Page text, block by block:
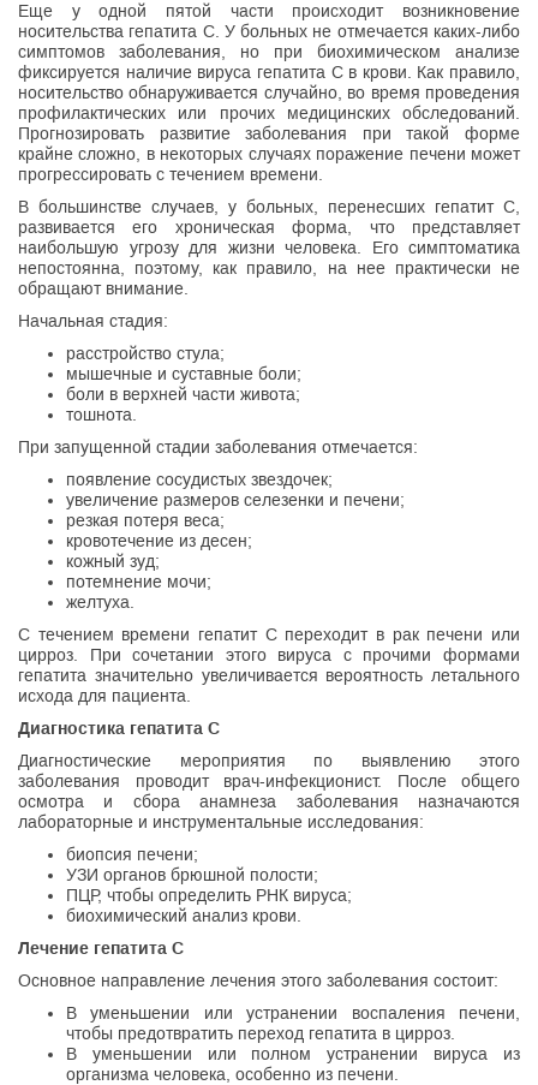
Еще у одной пятой части происходит возникновение
носительства гепатита С. У больных не отмечается каких-либо
симптомов заболевания, но при биохимическом анализе
фиксируется наличие вируса гепатита С в крови. Как правило,
носительство обнаруживается случайно, во время проведения
профилактических или прочих медицинских обследований.
Прогнозировать развитие заболевания при такой форме
крайне сложно, в некоторых случаях поражение печени может
прогрессировать с течением времени.
В большинстве случаев, у больных, перенесших гепатит С,
развивается его хроническая форма, что представляет
наибольшую угрозу для жизни человека. Его симптоматика
непостоянна, поэтому, как правило, на нее практически не
обращают внимание.
Начальная стадия:
расстройство стула;
мышечные и суставные боли;
боли в верхней части живота;
тошнота.
При запущенной стадии заболевания отмечается:
появление сосудистых звездочек;
увеличение размеров селезенки и печени;
резкая потеря веса;
кровотечение из десен;
кожный зуд;
потемнение мочи;
желтуха.
С течением времени гепатит С переходит в рак печени или
цирроз. При сочетании этого вируса с прочими формами
гепатита значительно увеличивается вероятность летального
исхода для пациента.
Диагностика гепатита С
Диагностические мероприятия по выявлению этого
заболевания проводит врач-инфекционист. После общего
осмотра и сбора анамнеза заболевания назначаются
лабораторные и инструментальные исследования:
биопсия печени;
УЗИ органов брюшной полости;
ПЦР, чтобы определить РНК вируса;
биохимический анализ крови.
Лечение гепатита С
Основное направление лечения этого заболевания состоит:
В уменьшении или устранении воспаления печени,
чтобы предотвратить переход гепатита в цирроз.
В уменьшении или полном устранении вируса из
организма человека, особенно из печени.